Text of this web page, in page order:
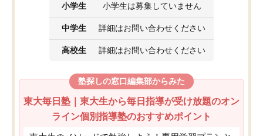
小学生 小学生は募集していません
中学生 詳細はお問い合わせください
高校生 詳細はお問い合わせください
塾探しの窓口編集部からみた
東大毎日塾｜東大生から毎日指導が受け放題のオン
ライン個別指導塾のおすすめポイント